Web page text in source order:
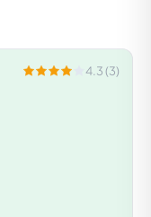
4.3 (3)